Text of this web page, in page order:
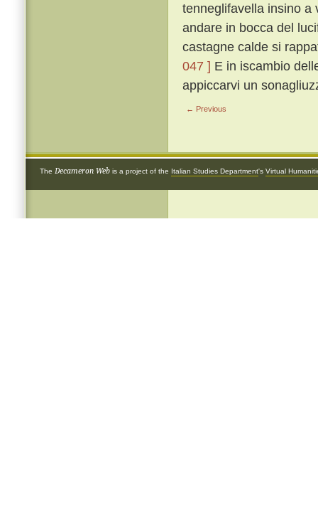
tenneglifavella insino a
andare in bocca del
castagne calde si
047 ] E in iscambio
appiccarvi un
← Previous
The Decameron Web is a project of the Italian Studies Department's Virtual